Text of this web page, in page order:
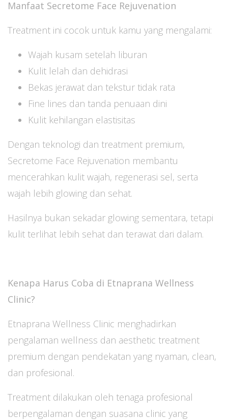
Manfaat Secretome Face Rejuvenation
Treatment ini cocok untuk kamu yang mengalami:
Wajah kusam setelah liburan
Kulit lelah dan dehidrasi
Bekas jerawat dan tekstur tidak rata
Fine lines dan tanda penuaan dini
Kulit kehilangan elastisitas
Dengan teknologi dan treatment premium,
Secretome Face Rejuvenation membantu
mencerahkan kulit wajah, regenerasi sel, serta
wajah lebih glowing dan sehat.
Hasilnya bukan sekadar glowing sementara, tetapi
kulit terlihat lebih sehat dan terawat dari dalam.
Kenapa Harus Coba di Etnaprana Wellness
Clinic?
Etnaprana Wellness Clinic menghadirkan
pengalaman wellness dan aesthetic treatment
premium dengan pendekatan yang nyaman, clean,
dan profesional.
Treatment dilakukan oleh tenaga profesional
berpengalaman dengan suasana clinic yang